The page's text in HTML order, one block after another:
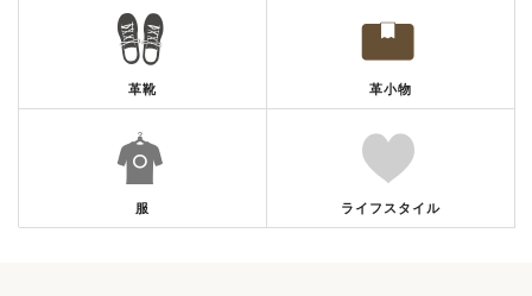
革靴 革小物
服 ライフスタイル